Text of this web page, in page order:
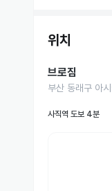
위치
브로짐
부산 동래구 아
사직역 도보 4분